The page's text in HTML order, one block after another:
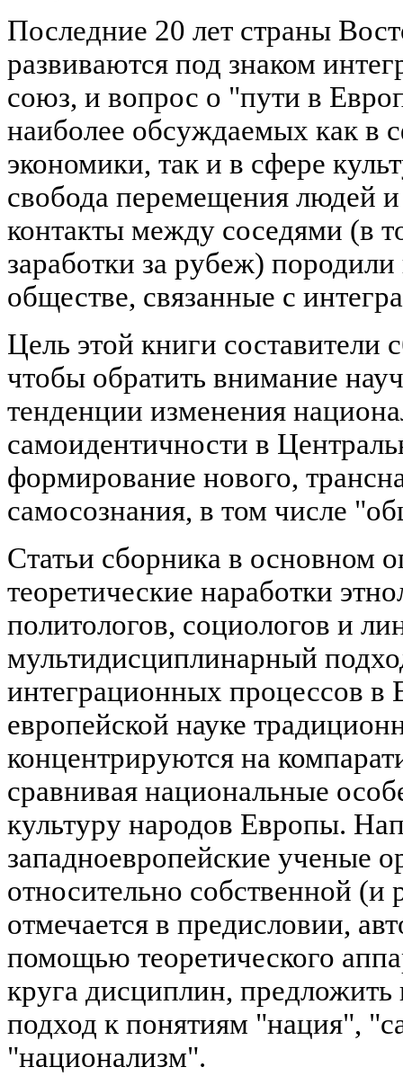
Последние 20 лет страны
развиваются под знаком
союз, и вопрос о "пути в
наиболее обсуждаемых как в
экономики, так и в сфере
свобода перемещения людей
контакты между соседями (в
заработки за рубеж)
обществе, связанные с
Цель этой книги составители
чтобы обратить внимание
тенденции изменения
самоидентичности в
формирование нового,
самосознания, в том числе
Статьи сборника в основном
теоретические наработки
политологов, социологов и
мультидисциплинарный
интеграционных процессов в
европейской науке
концентрируются на
сравнивая национальные
культуру народов Европы.
западноевропейские ученые
относительно собственной (и
отмечается в предисловии,
помощью теоретического
круга дисциплин,
подход к понятиям "нация",
"национализм".